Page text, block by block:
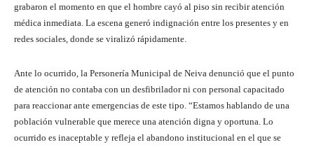
grabaron el momento en que el hombre cayó al piso sin recibir atención
médica inmediata. La escena generó indignación entre los presentes y en
redes sociales, donde se viralizó rápidamente.
Ante lo ocurrido, la Personería Municipal de Neiva denunció que el punto
de atención no contaba con un desfibrilador ni con personal capacitado
para reaccionar ante emergencias de este tipo. “Estamos hablando de una
población vulnerable que merece una atención digna y oportuna. Lo
ocurrido es inaceptable y refleja el abandono institucional en el que se